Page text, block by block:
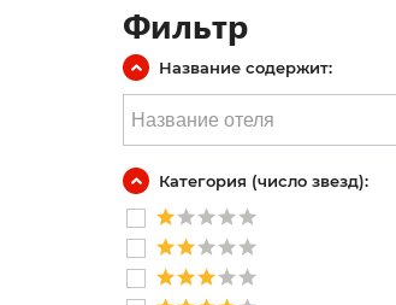
Фильтр
Название содержит:
Категория (число звезд):